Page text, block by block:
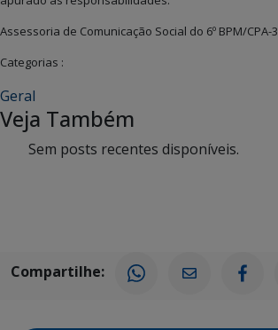
Assessoria de Comunicação Social do 6º BPM/CPA-3
Categorias :
Geral
Veja Também
Sem posts recentes disponíveis.
Compartilhe: